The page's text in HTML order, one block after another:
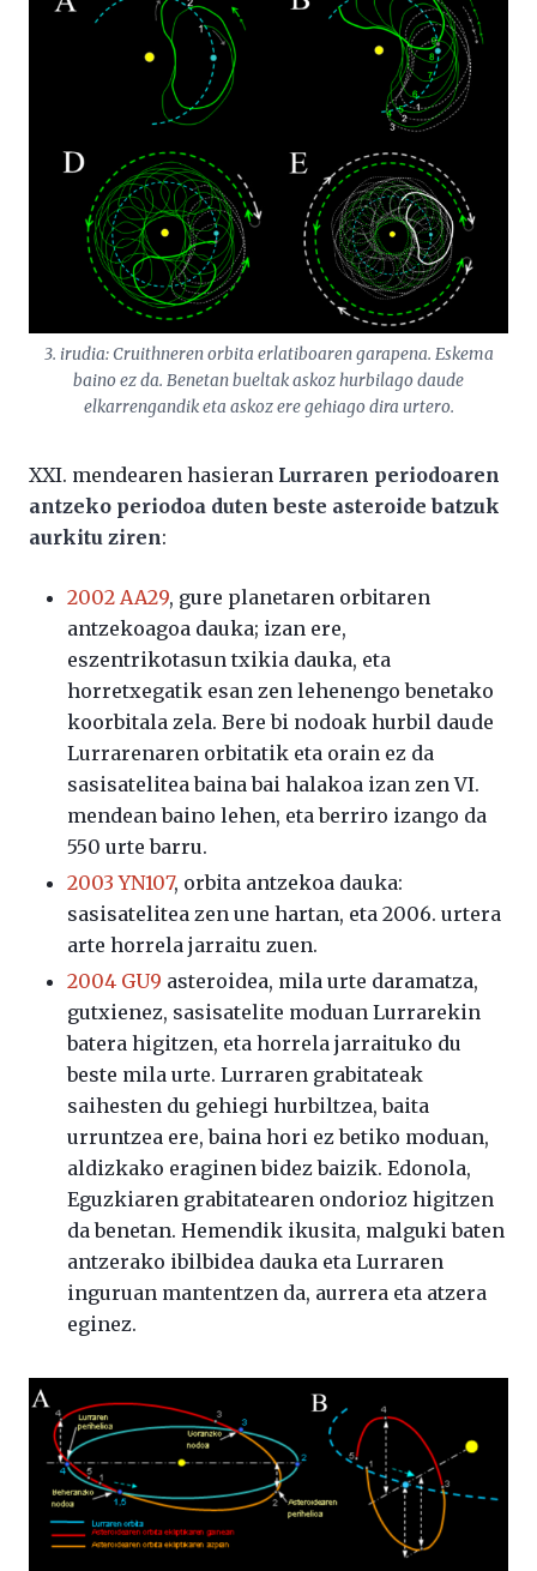
3. irudia: Cruithneren orbita erlatiboaren garapena. Eskema
baino ez da. Benetan bueltak askoz hurbilago daude
elkarrengandik eta askoz ere gehiago dira urtero.
XXI. mendearen hasieran Lurraren periodoaren
antzeko periodoa duten beste asteroide batzuk
aurkitu ziren:
2002 AA29, gure planetaren orbitaren
antzekoagoa dauka; izan ere,
eszentrikotasun txikia dauka, eta
horretxegatik esan zen lehenengo benetako
koorbitala zela. Bere bi nodoak hurbil daude
Lurrarenaren orbitatik eta orain ez da
sasisatelitea baina bai halakoa izan zen VI.
mendean baino lehen, eta berriro izango da
550 urte barru.
2003 YN107, orbita antzekoa dauka:
sasisatelitea zen une hartan, eta 2006. urtera
arte horrela jarraitu zuen.
2004 GU9 asteroidea, mila urte daramatza,
gutxienez, sasisatelite moduan Lurrarekin
batera higitzen, eta horrela jarraituko du
beste mila urte. Lurraren grabitateak
saihesten du gehiegi hurbiltzea, baita
urruntzea ere, baina hori ez betiko moduan,
aldizkako eraginen bidez baizik. Edonola,
Eguzkiaren grabitatearen ondorioz higitzen
da benetan. Hemendik ikusita, malguki baten
antzerako ibilbidea dauka eta Lurraren
inguruan mantentzen da, aurrera eta atzera
eginez.